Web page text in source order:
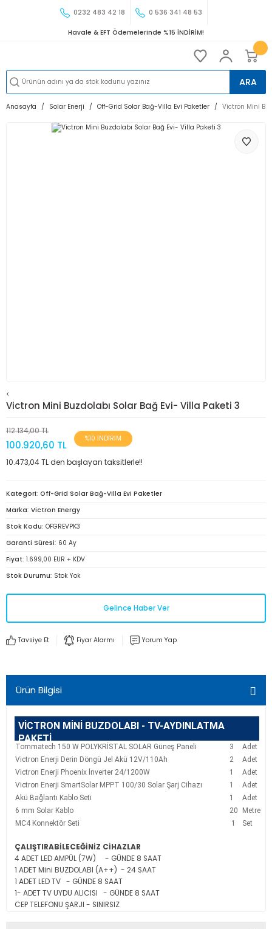
0232 483 42 18 0 536 341 48 53
Havale & EFT Ödemelerinde %15 İNDİRİM!
ARA
Anasayfa Solar Enerji Off-Grid Solar Bağ-Villa Evi Paketler Victron Mini
<
Victron Mini Buzdolabı Solar Bağ Evi- Villa Paketi 3
112.134,00 TL
100.920,60 TL
%10 İNDİRİM
10.473,04 TL den başlayan taksitlerle!!
Kategori Off-Grid Solar Bağ-Villa Evi Paketler
Marka Victron Energy
Stok Kodu OFGREVPK3
Garanti Süresi 60 Ay
Fiyat 1.699,00 EUR + KDV
Stok Durumu Stok Yok
Gelince Haber Ver
Tavsiye Et Fiyar Alarmı Yorum Yap
Ürün Bilgisi
VİCTRON MİNİ BUZDOLABI - TV-AYDINLATMA
PAKETİ
Tommatech 150 W POLYKRİSTAL SOLAR Güneş Paneli 3
Adet
Victron Enerji Derin Döngü Jel Akü 12V/110Ah
2
Adet
Victron Enerji Phoenix İnverter 24/1200W
1
Adet
Victron Enerji SmartSolar MPPT 100/30 Solar Şarj Cihazı
1
Adet
Akü Bağlantı Kablo Seti
1
Adet
6 mm Solar Kablo
20
Metre
MC4 Konnektör Seti
1 Set
ÇALIŞTIRABİLECEĞİNİZ CİHAZLAR
4 ADET LED AMPÜL (7W) - GÜNDE 8 SAAT
1 ADET Mini BUZDOLABI (A++) - 24 SAAT
1 ADET LED TV - GÜNDE 8 SAAT
1- ADET TV UYDU ALICISI - GÜNDE 8 SAAT
CEP TELEFONU ŞARJI - SINIRSIZ